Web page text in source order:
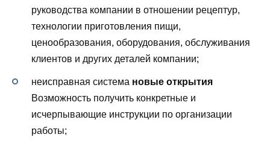
руководства компании в отношении рецептур,
технологии приготовления пищи,
ценообразования, оборудования, обслуживания
клиентов и других деталей компании;
неисправная система новые открытия
Возможность получить конкретные и
исчерпывающие инструкции по организации
работы;